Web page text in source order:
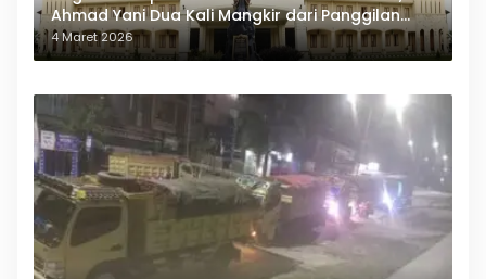
Ahmad Yani Dua Kali Mangkir dari Panggilan
Polda Sultra
4 Maret 2026